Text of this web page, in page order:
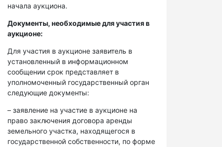
начала аукциона.
Документы, необходимые для участия в
аукционе:
Для участия в аукционе заявитель в
установленный в информационном
сообщении срок представляет в
уполномоченный государственный орган
следующие документы:
– заявление на участие в аукционе на
право заключения договора аренды
земельного участка, находящегося в
государственной собственности, по форме